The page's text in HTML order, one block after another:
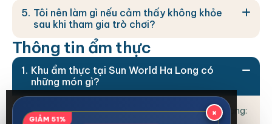
Tôi nên làm gì nếu cảm thấy không khỏe
sau khi tham gia trò chơi?
Thông tin ẩm thực
Khu ẩm thực tại Sun World Ha Long có
những món gì?
Hệ thống ẩm thực tại đây cực kỳ phong phú và đa dạng:
×
GIẢM 51%